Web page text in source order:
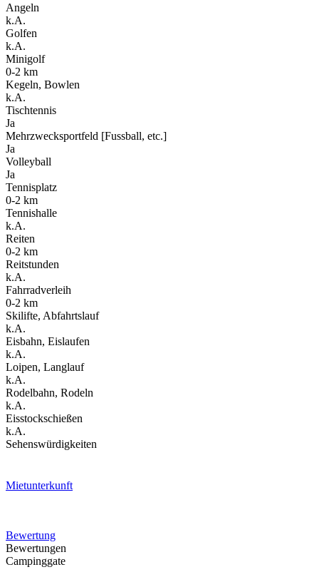
Angeln
k.A.
Golfen
k.A.
Minigolf
0-2 km
Kegeln, Bowlen
k.A.
Tischtennis
Ja
Mehrzwecksportfeld [Fussball, etc.]
Ja
Volleyball
Ja
Tennisplatz
0-2 km
Tennishalle
k.A.
Reiten
0-2 km
Reitstunden
k.A.
Fahrradverleih
0-2 km
Skilifte, Abfahrtslauf
k.A.
Eisbahn, Eislaufen
k.A.
Loipen, Langlauf
k.A.
Rodelbahn, Rodeln
k.A.
Eisstockschießen
k.A.
Sehenswürdigkeiten
Mietunterkunft
Bewertung
Bewertungen
Campinggate